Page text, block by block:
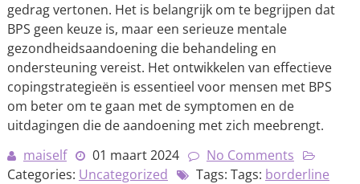
gedrag vertonen. Het is belangrijk om te begrijpen dat
BPS geen keuze is, maar een serieuze mentale
gezondheidsaandoening die behandeling en
ondersteuning vereist. Het ontwikkelen van effectieve
copingstrategieën is essentieel voor mensen met BPS
om beter om te gaan met de symptomen en de
uitdagingen die de aandoening met zich meebrengt.
maiself
01 maart 2024
No Comments
Categories: Uncategorized Tags: Tags: borderline